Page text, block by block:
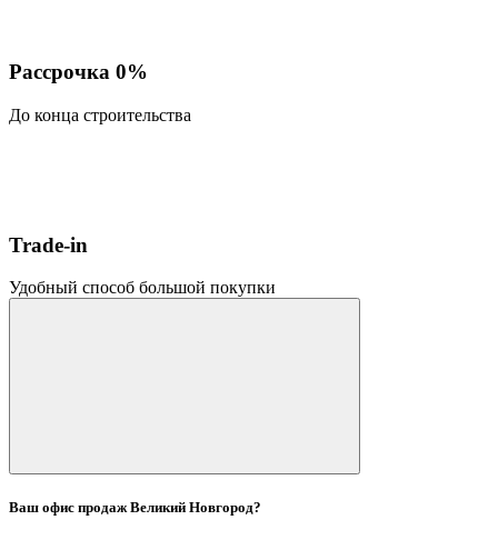
Рассрочка 0%
До конца строительства
Trade-in
Удобный способ большой покупки
Ваш офис продажВеликий Новгород?